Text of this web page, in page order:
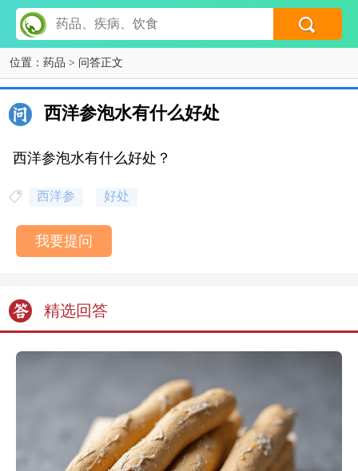
位置： 药品 > 问答正文
西洋参泡水有什么好处
西洋参泡水有什么好处？
西洋参 好处
我要提问
精选回答